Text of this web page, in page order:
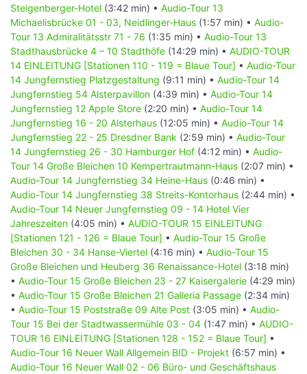
Audio-Tour 04 Sievekingplatz mit den
Gerichten und Johannes-Brahms-Platz
[Stationen 23 - 31 = Grüne Tour]
08 Besichtigungspunkte ca. 44 Minuten Betrachtung und
25:17Minuten Hör-Dauer.
Das Gerichtsviertel liegt an den halbkreisförmig die innere
Stadt umgebenen Straßenzügen, die alle mit Wall enden
(Holstenwall, Gorch-Fock-Wall, Glockengießerwall,
Steinwall, Klosterwall) Mit der Niederlegung der
Festungsanlagen entstand ein neuer Stadtraum, an dem
zahlreiche Verwaltungs- und Versorgungsgebäude,
Justiz- und Verkehrsbauten, Verbands-, Büro und
Geschäftshäuser errichtet wurden.
Ein positiver Wandel aus den 1960er Jahren setzte mit
den Internationalen Gartenbauausstellung ein und
ermöglichte die Verbindung des grünen Bandes unterhalb
der großen Doppelplatzanlage.
Audio-Tour 05 Große Wallanlagen
[Stationen 32 - 36 = Grüne Tour]
04 Besichtigungspunkte ca. 20 Minuten Betrachtung und
09:52Minuten Hör-Dauer.
Steigenberger-Hotel (3:42 min) • Audio-Tour 13
Michaelisbrücke 01 - 03, Neidlinger-Haus (1:57 min) • Audio-
Tour 13 Admiralitätsstr 71 - 76 (1:35 min) • Audio-Tour 13
Stadthausbrücke 4 – 10 Stadthöfe (14:29 min) • AUDIO-TOUR
14 EINLEITUNG [Stationen 110 - 119 = Blaue Tour] • Audio-Tour
14 Jungfernstieg Platzgestaltung (9:11 min) • Audio-Tour 14
Jungfernstieg 54 Alsterpavillon (4:39 min) • Audio-Tour 14
Jungfernstieg 12 Apple Store (2:20 min) • Audio-Tour 14
Jungfernstieg 16 - 20 Alsterhaus (12:05 min) • Audio-Tour 14
Jungfernstieg 22 - 25 Dresdner Bank (2:59 min) • Audio-Tour
14 Jungfernstieg 26 - 30 Hamburger Hof (4:12 min) • Audio-
Tour 14 Große Bleichen 10 Kempertrautmann-Haus (2:07 min) •
Audio-Tour 14 Jungfernstieg 34 Heine-Haus (0:46 min) •
Audio-Tour 14 Jungfernstieg 38 Streits-Kontorhaus (2:44 min) •
Audio-Tour 14 Neuer Jungfernstieg 09 - 14 Hotel Vier
Jahreszeiten (4:05 min) • AUDIO-TOUR 15 EINLEITUNG
[Stationen 121 - 126 = Blaue Tour] • Audio-Tour 15 Große
Bleichen 30 - 34 Hanse-Viertel (4:16 min) • Audio-Tour 15
Große Bleichen und Heuberg 36 Renaissance-Hotel (3:18 min)
• Audio-Tour 15 Große Bleichen 23 - 27 Kaisergalerie (4:29 min)
• Audio-Tour 15 Große Bleichen 21 Galleria Passage (2:34 min)
• Audio-Tour 15 Poststraße 09 Alte Post (3:05 min) • Audio-
Tour 15 Bei der Stadtwassermühle 03 - 04 (1:47 min) • AUDIO-
TOUR 16 EINLEITUNG [Stationen 128 - 152 = Blaue Tour] •
Audio-Tour 16 Neuer Wall Allgemein BID - Projekt (6:57 min) •
Audio-Tour 16 Neuer Wall 02 - 06 Büro- und Geschäftshaus